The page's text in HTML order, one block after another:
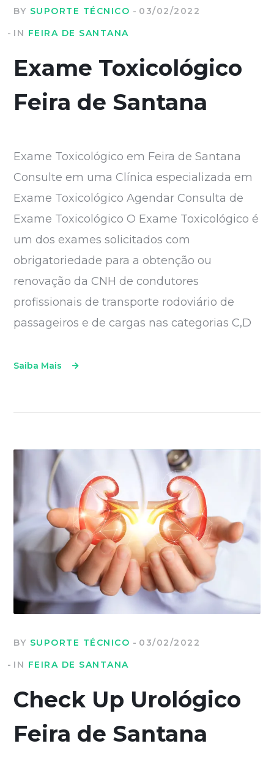
BY SUPORTE TÉCNICO
03/02/2022
IN FEIRA DE SANTANA
Exame Toxicológico
Feira de Santana
Exame Toxicológico em Feira de Santana
Consulte em uma Clínica especializada em
Exame Toxicológico Agendar Consulta de
Exame Toxicológico O Exame Toxicológico é
um dos exames solicitados com
obrigatoriedade para a obtenção ou
renovação da CNH de condutores
profissionais de transporte rodoviário de
passageiros e de cargas nas categorias C,D
Saiba Mais
BY SUPORTE TÉCNICO
03/02/2022
IN FEIRA DE SANTANA
Check Up Urológico
Feira de Santana